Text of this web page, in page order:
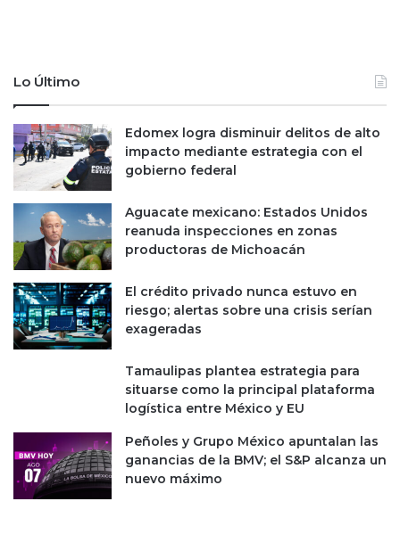
e
s
t
r
e
l
a
n
d
u
r
a
n
r
e
e
n
u
p
a
d
e
C
h
n
a
Lo Último
Edomex logra disminuir delitos de alto
impacto mediante estrategia con el
gobierno federal
Aguacate mexicano: Estados Unidos
reanuda inspecciones en zonas
productoras de Michoacán
El crédito privado nunca estuvo en
riesgo; alertas sobre una crisis serían
exageradas
Tamaulipas plantea estrategia para
situarse como la principal plataforma
logística entre México y EU
Peñoles y Grupo México apuntalan las
ganancias de la BMV; el S&P alcanza un
nuevo máximo